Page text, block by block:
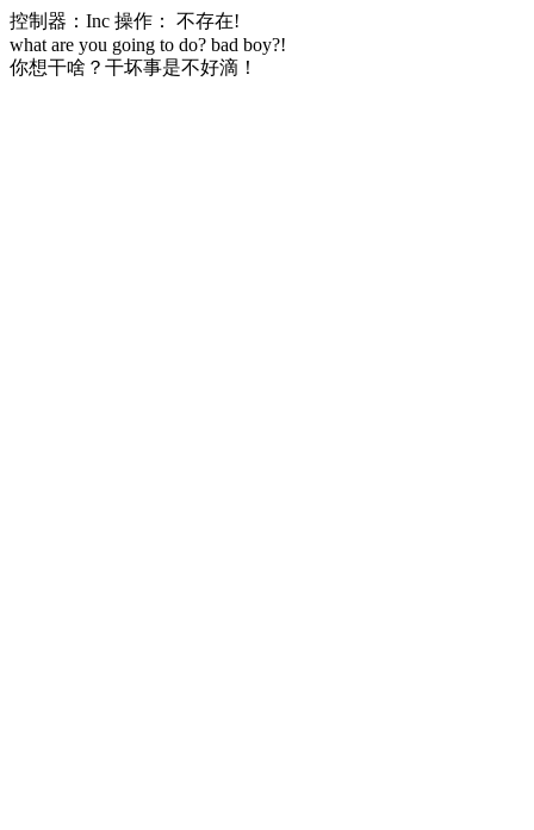
控制器：Inc 操作： 不存在!
what are you going to do? bad boy?!
你想干啥？干坏事是不好滴！